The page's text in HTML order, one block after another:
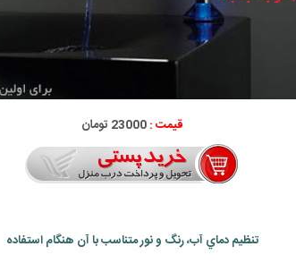
قیمت :23000 تومان
تنظيم دماي آب، رنگ و نور متناسب با آن هنگام استفاده